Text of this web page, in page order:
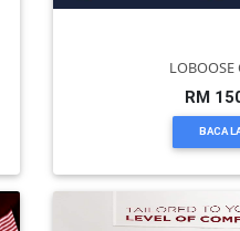
LOBOOSE
RM
BACA